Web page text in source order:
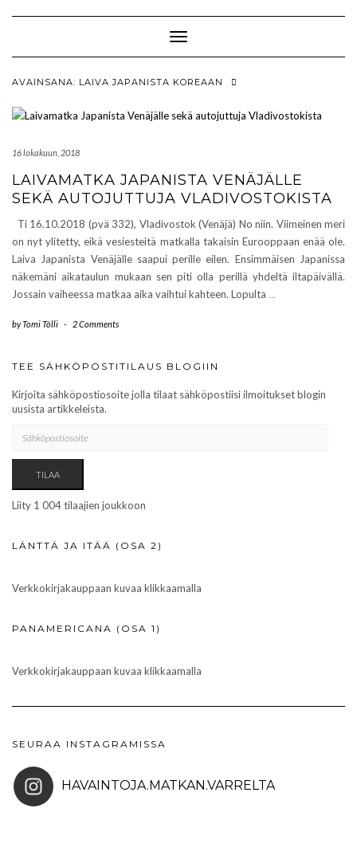
Toggle Navigation
AVAINSANA: LAIVA JAPANISTA KOREAAN
16 lokakuun, 2018
LAIVAMATKA JAPANISTA VENÄJÄLLE
SEKÄ AUTOJUTTUJA VLADIVOSTOKISTA
Ti 16.10.2018 (pvä 332), Vladivostok (Venäjä) No niin. Viimeinen meri
on nyt ylitetty, eikä vesiesteitä matkalla takaisin Eurooppaan enää ole.
Laiva Japanista Venäjälle saapui perille eilen. Ensimmäisen Japanissa
näkemäni aikataulun mukaan sen piti olla perillä yhdeltä iltapäivällä.
Jossain vaiheessa matkaa aika vaihtui kahteen. Lopulta …
byTomi Tölli - 2 Comments
TEE SÄHKÖPOSTITILAUS BLOGIIN
Kirjoita sähköpostiosoite jolla tilaat sähköpostiisi ilmoitukset blogin
uusista artikkeleista.
TILAA
Liity 1 004 tilaajien joukkoon
LÄNTTÄ JA ITÄÄ (OSA 2)
Verkkokirjakauppaan kuvaa klikkaamalla
PANAMERICANA (OSA 1)
Verkkokirjakauppaan kuvaa klikkaamalla
SEURAA INSTAGRAMISSA
HAVAINTOJA.MATKAN.VARRELTA